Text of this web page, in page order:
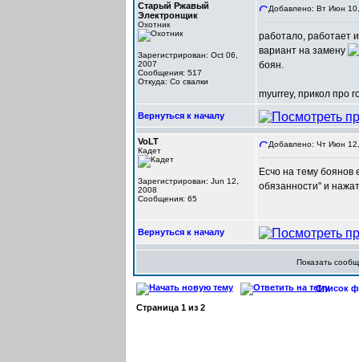
Старый Ржавый
Электронщик
Охотник
Зарегистрирован: Oct 06,
2007
Сообщения: 517
Откуда: Со свалки
Добавлено: Вт Июн
работало, работает
вариант на замену
боян.
myurrey, прикол про
Вернуться к началу
VoLT
Кадет
Зарегистрирован: Jun 12,
2008
Сообщения: 65
Добавлено: Чт Июн
Есчо на тему боянов
обязанности" и
Вернуться к началу
Показать
Список
Страница 1 из 2